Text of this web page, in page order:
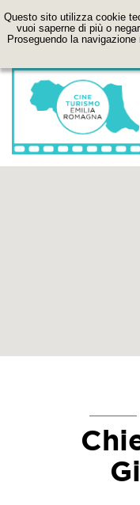
Questo sito utilizza cookie
vuoi saperne di più o
Proseguendo la